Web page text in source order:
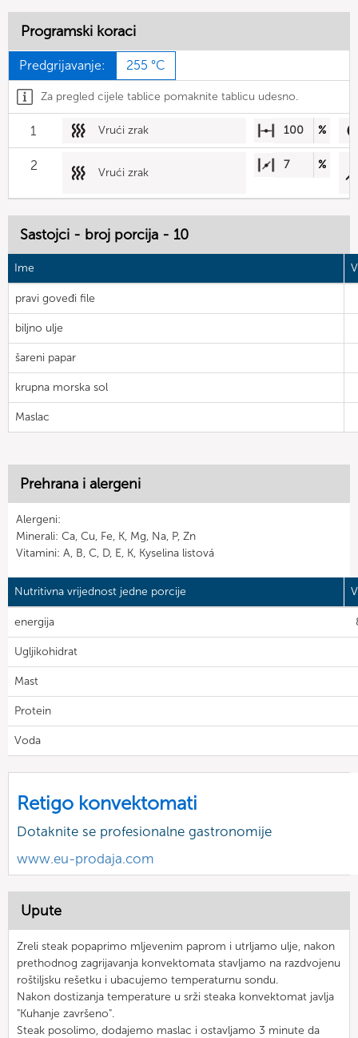
Programski koraci
Predgrijavanje: 255 °C
Za pregled cijele tablice pomaknite tablicu udesno.
1 Vrući zrak 100 %
2 Vrući zrak
7 %
Sastojci - broj porcija - 10
Ime
pravi goveđi file
biljno ulje
šareni papar
krupna morska sol
Maslac
Prehrana i alergeni
Alergeni:
Minerali: Ca, Cu, Fe, K, Mg, Na, P, Zn
Vitamini: A, B, C, D, E, K, Kyselina listová
Nutritivna vrijednost jedne porcije
energija
Ugljikohidrat
Mast
Protein
Voda
Retigo konvektomati
Dotaknite se profesionalne gastronomije
www.eu-prodaja.com
Upute
Zreli steak popaprimo mljevenim paprom i utrljamo ulje, nakon
prethodnog zagrijavanja konvektomata stavljamo na razdvojenu
roštiljsku rešetku i ubacujemo temperaturnu sondu.
Nakon dostizanja temperature u srži steaka konvektomat javlja
"Kuhanje završeno".
Steak posolimo, dodajemo maslac i ostavljamo 3 minute da